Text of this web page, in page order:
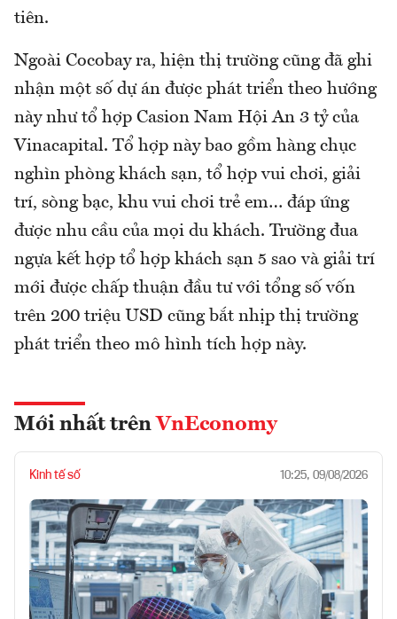
tiên.
Ngoài Cocobay ra, hiện thị trường cũng đã ghi
nhận một số dự án được phát triển theo hướng
này như tổ hợp Casion Nam Hội An 3 tỷ của
Vinacapital. Tổ hợp này bao gồm hàng chục
nghìn phòng khách sạn, tổ hợp vui chơi, giải
trí, sòng bạc, khu vui chơi trẻ em… đáp ứng
được nhu cầu của mọi du khách. Trường đua
ngựa kết hợp tổ hợp khách sạn 5 sao và giải trí
mới được chấp thuận đầu tư với tổng số vốn
trên 200 triệu USD cũng bắt nhịp thị trường
phát triển theo mô hình tích hợp này.
Mới nhất trên VnEconomy
Kinh tế số 10:25, 09/08/2026